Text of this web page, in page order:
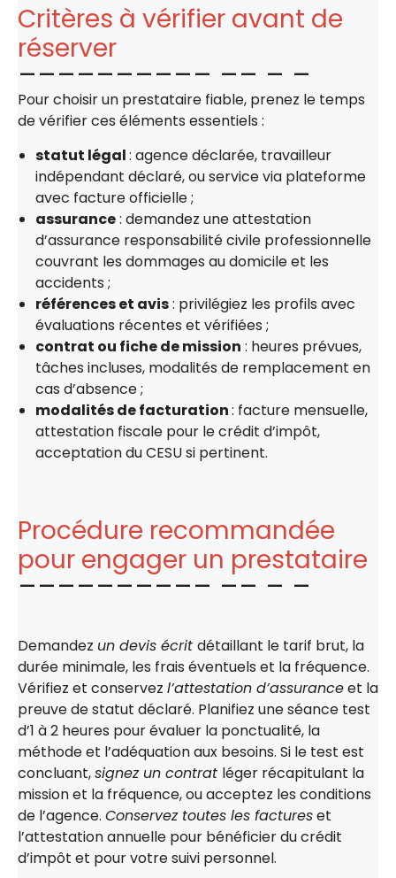
Critères à vérifier avant de
réserver
Pour choisir un prestataire fiable, prenez le temps
de vérifier ces éléments essentiels :
statut légal: agence déclarée, travailleur
indépendant déclaré, ou service via plateforme
avec facture officielle ;
assurance: demandez une attestation
d’assurance responsabilité civile professionnelle
couvrant les dommages au domicile et les
accidents ;
références et avis: privilégiez les profils avec
évaluations récentes et vérifiées ;
contrat ou fiche de mission : heures prévues,
tâches incluses, modalités de remplacement en
cas d’absence ;
modalités de facturation: facture mensuelle,
attestation fiscale pour le crédit d’impôt,
acceptation du CESU si pertinent.
Procédure recommandée
pour engager un prestataire
Demandez un devis écrit détaillant le tarif brut, la
durée minimale, les frais éventuels et la fréquence.
Vérifiez et conservez l’attestation d’assuranceet la
preuve de statut déclaré. Planifiez une séance test
d’1 à 2 heures pour évaluer la ponctualité, la
méthode et l’adéquation aux besoins. Si le test est
concluant,signez un contrat léger récapitulant la
mission et la fréquence, ou acceptez les conditions
de l’agence. Conservez toutes les factureset
l’attestation annuelle pour bénéficier du crédit
d’impôt et pour votre suivi personnel.